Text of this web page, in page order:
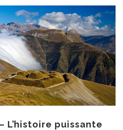
L’histoire puissante